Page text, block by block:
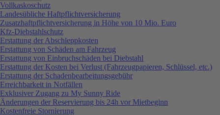
Vollkaskoschutz
Landesübliche Haftpflichtversicherung
Zusatzhaftpflichtversicherung in Höhe von 10 Mio. Euro
Kfz-Diebstahlschutz
Erstattung der Abschleppkosten
Erstattung von Schäden am Fahrzeug
Erstattung von Einbruchschäden bei Diebstahl
Erstattung der Kosten bei Verlust (Fahrzeugpapieren, Schlüssel, etc.)
Erstattung der Schadenbearbeitungsgebühr
Erreichbarkeit in Notfällen
Exklusiver Zugang zu My Sunny Ride
Änderungen der Reservierung bis 24h vor Mietbeginn
Kostenfreie Stornierung